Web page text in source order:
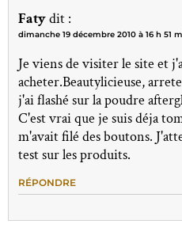
Fatydit :
dimanche 19 décembre 2010 à 16 h 51
Je viens de visiter le site et
acheter.Beautylicieuse,
j'ai flashé sur la poudre
C'est vrai que je suis déja
m'avait filé des boutons.
test sur les produits.
RÉPONDRE